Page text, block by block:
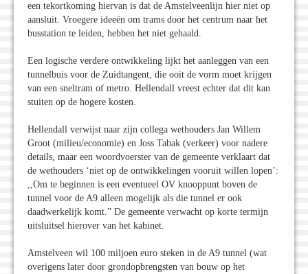
een tekortkoming hiervan is dat de Amstelveenlijn hier niet op
aansluit. Vroegere ideeën om trams door het centrum naar het
busstation te leiden, hebben het niet gehaald.
Een logische verdere ontwikkeling lijkt het aanleggen van een
tunnelbuis voor de Zuidtangent, die ooit de vorm moet krijgen
van een sneltram of metro. Hellendall vreest echter dat dit kan
stuiten op de hogere kosten.
Hellendall verwijst naar zijn collega wethouders Jan Willem
Groot (milieu/economie) en Joss Tabak (verkeer) voor nadere
details, maar een woordvoerster van de gemeente verklaart dat
de wethouders ‘niet op de ontwikkelingen vooruit willen lopen’:
,,Om te beginnen is een eventueel OV knooppunt boven de
tunnel voor de A9 alleen mogelijk als die tunnel er ook
daadwerkelijk komt.” De gemeente verwacht op korte termijn
uitsluitsel hierover van het kabinet.
Amstelveen wil 100 miljoen euro steken in de A9 tunnel (wat
overigens later door grondopbrengsten van bouw op het